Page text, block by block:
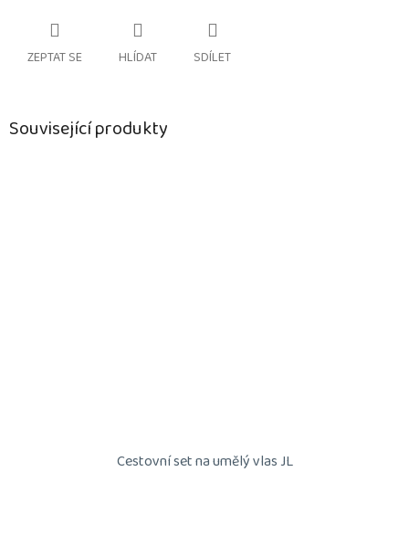
ZEPTAT SE HLÍDAT SDÍLET
Související produkty
Cestovní set na umělý vlas JL